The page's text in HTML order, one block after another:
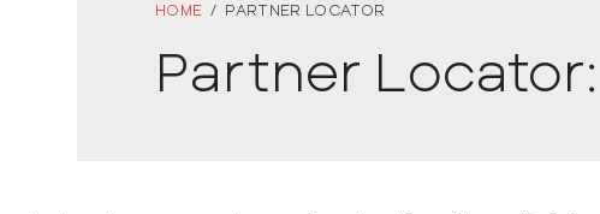
HOME / PARTNER LOCATOR
Partner